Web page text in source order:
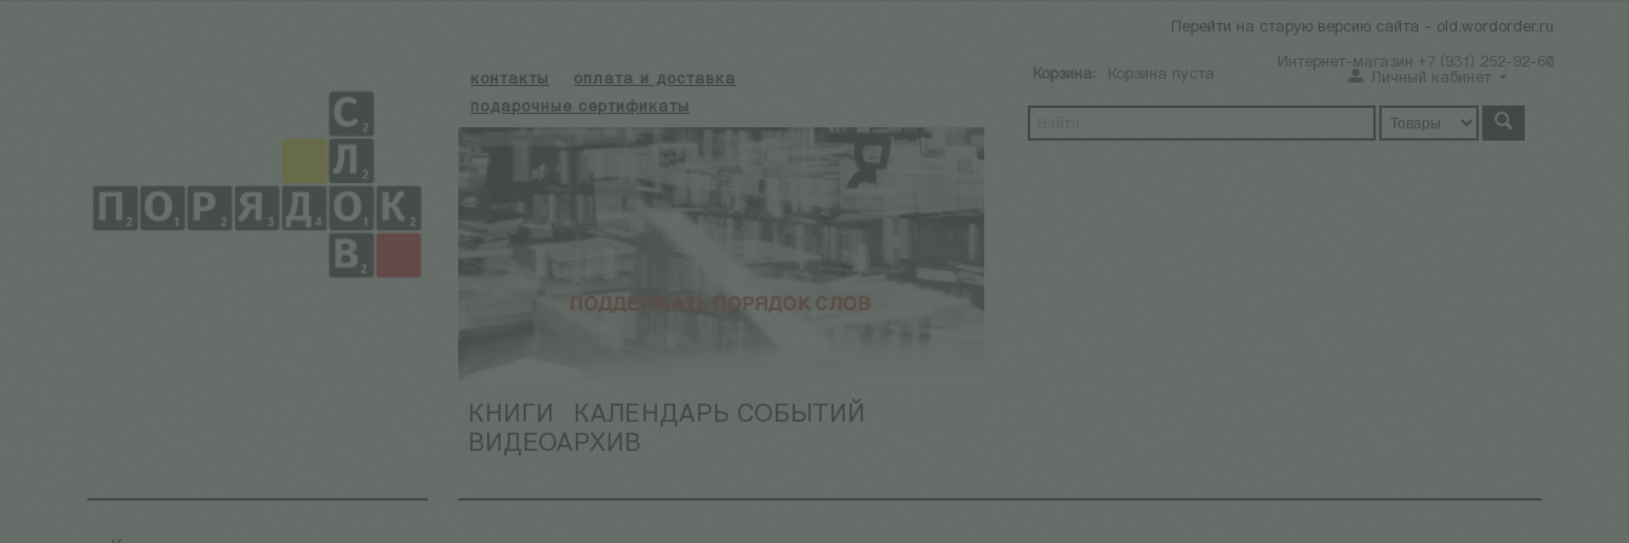
Перейти на старую версию сайта - old.wordorder.ru
Интернет-магазин +7 (931) 252-92-60
контакты
оплата и доставка
подарочные сертификаты
КНИГИ
КАЛЕНДАРЬ СОБЫТИЙ
ВИДЕОАРХИВ
Корзина: Корзина пуста Личный кабинет